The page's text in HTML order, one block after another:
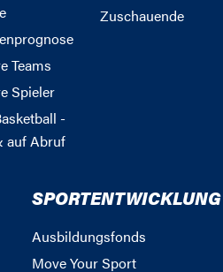
Teams
Spieler
-
auf Abruf
Zuschauende
SPORTENTWICKLUNG
Ausbildungsfonds
Move Your Sport